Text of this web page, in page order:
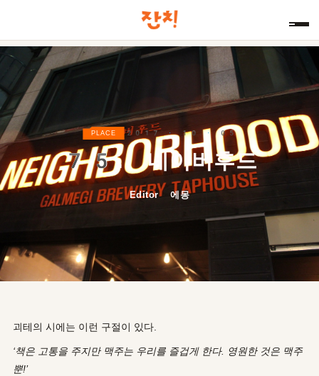
PLACE 2017 · 10 · 05
75.네이버후드
Editor 에몽
괴테의 시에는 이런 구절이 있다.
‘책은 고통을 주지만 맥주는 우리를 즐겁게 한다. 영원한 것은 맥주
뿐!’